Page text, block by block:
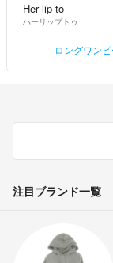
Her lip to
ハーリップトゥ
ロングワン
注目ブランド一覧